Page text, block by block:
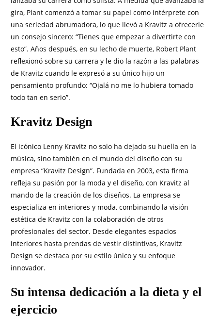
gira, Plant comenzó a tomar su papel como intérprete con
una seriedad abrumadora, lo que llevó a Kravitz a ofrecerle
un consejo sincero: “Tienes que empezar a divertirte con
esto”. Años después, en su lecho de muerte, Robert Plant
reflexionó sobre su carrera y le dio la razón a las palabras
de Kravitz cuando le expresó a su único hijo un
pensamiento profundo: “Ojalá no me lo hubiera tomado
todo tan en serio”.
Kravitz Design
El icónico Lenny Kravitz no solo ha dejado su huella en la
música, sino también en el mundo del diseño con su
empresa “Kravitz Design”. Fundada en 2003, esta firma
refleja su pasión por la moda y el diseño, con Kravitz al
mando de la creación de los diseños. La empresa se
especializa en interiores y moda, combinando la visión
estética de Kravitz con la colaboración de otros
profesionales del sector. Desde elegantes espacios
interiores hasta prendas de vestir distintivas, Kravitz
Design se destaca por su estilo único y su enfoque
innovador.
Su intensa dedicación a la dieta y el
ejercicio